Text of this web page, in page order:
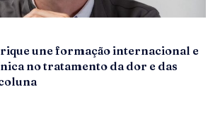
une formação internacional e
no tratamento da dor e das